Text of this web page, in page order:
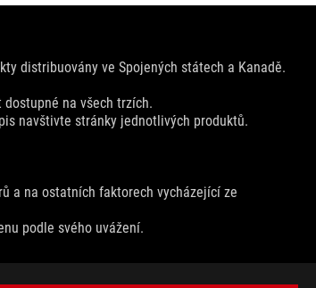
distribuovány ve Spojených státech a Kanadě.
na všech trzích.
navštivte stránky jednotlivých produktů.
a na ostatních faktorech vycházející ze
podle svého uvážení.